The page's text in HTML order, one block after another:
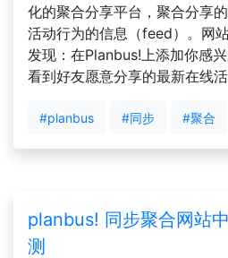
化的聚合分享平台，聚合分享
活动行为的信息（feed）。网
发现：在Planbus!上添加你感
看到好友愿意分享的最新在线
#planbus #同步 #聚合
planbus! 同步聚合网站
测